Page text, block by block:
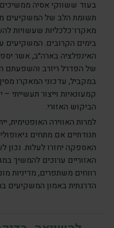
בעוד ששווקי אסיה
תשומת הלב של המשקיעים
מאקרו־כלכליות שעשויות
בימים הקרובים. המשקיעים
האינפלציה בארה״ב, אשר
של הפדרל ריזרב והשפעתם
במקביל, עדכוני המאקרו
קמעונאיות וייצור תעשייתי
הביקוש האזורי.
למרות האווירה האופטימית,
תנודתיים אם מתחים
האספקה יחזרו לעלות. נכון
האזוריים ערוכים להמשיך
רווחים משתפרים, מדיניות
הדרגתית באמון המשקיעים